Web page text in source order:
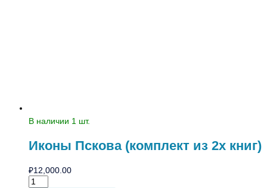
В наличии 1 шт.
Иконы Пскова (комплект из 2х книг)
₽12,000.00